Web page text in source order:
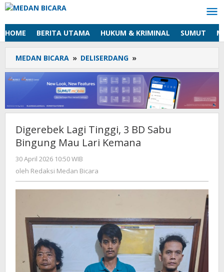
Lewati
konten
HOME BERITA UTAMA HUKUM & KRIMINAL SUMUT
MEDAN BICARA » DELISERDANG »
Lagi
Tinggi,
3
BD
Sabu
Mau
Lari
Digerebek Lagi Tinggi, 3 BD Sabu
Bingung Mau Lari Kemana
30 April 2026 10:50 WIB
Redaksi
Bicara
oleh Redaksi Medan Bicara